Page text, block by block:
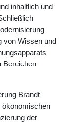
inhaltlich und
von Wissen und
Bereichen
Brandt
ökonomischen
der